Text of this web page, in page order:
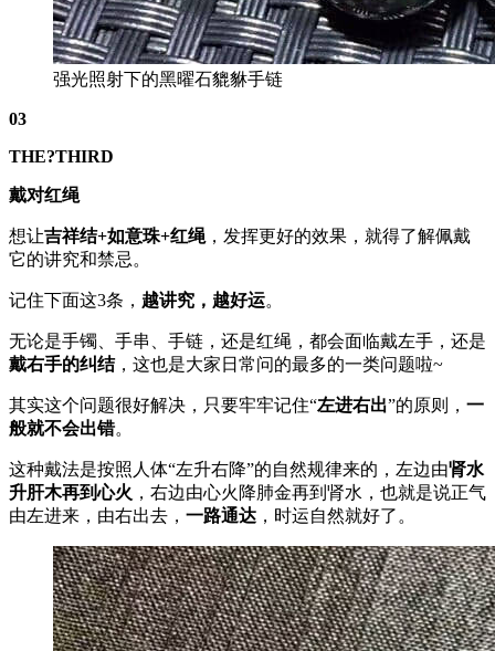
强光照射下的黑曜石貔貅手链
03
THE?THIRD
戴对红绳
想让吉祥结+如意珠+红绳 ，发挥更好的效果，就得了解佩戴
它的讲究和禁忌。
记住下面这3条， 越讲究，越好运。
无论是手镯、手串、手链，还是红绳，都会面临戴左手，还是
戴右手的纠结，这也是大家日常问的最多的一类问题啦~
其实这个问题很好解决，只要牢牢记住“左进右出”的原则， 一
般就不会出错。
这种戴法是按照人体“左升右降”的自然规律来的，左边由肾水
升肝木再到心火 ，右边由心火降肺金再到肾水，也就是说正气
由左进来，由右出去， 一路通达 ，时运自然就好了。